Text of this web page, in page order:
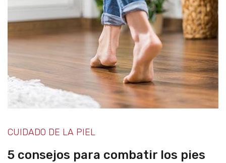
CUIDADO DE LA PIEL
5 consejos para combatir los pies